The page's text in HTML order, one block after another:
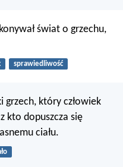
świat o grzechu,
sprawiedliwość
grzech, który człowiek
kto dopuszcza się
ciału.